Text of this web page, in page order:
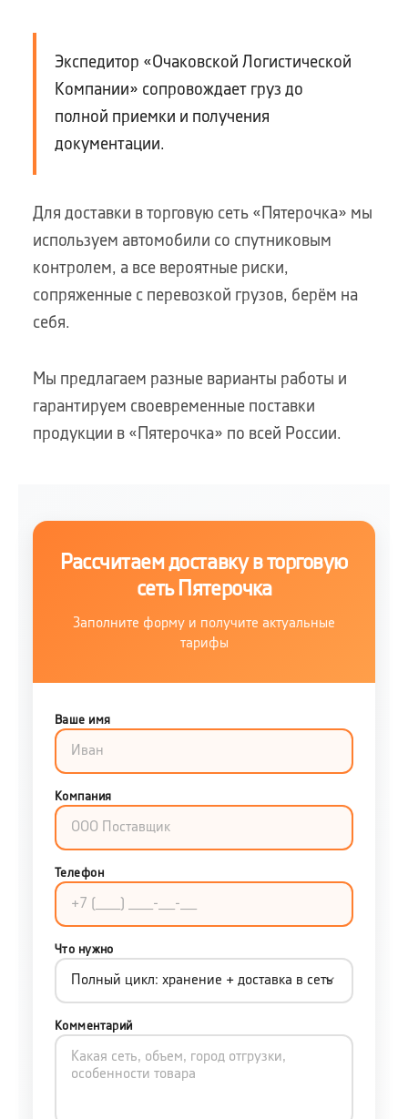
Экспедитор «Очаковской Логистической
Компании» сопровождает груз до
полной приемки и получения
документации.
Для доставки в торговую сеть «Пятерочка» мы
используем автомобили со спутниковым
контролем, а все вероятные риски,
сопряженные с перевозкой грузов, берём на
себя.
Мы предлагаем разные варианты работы и
гарантируем своевременные поставки
продукции в «Пятерочка» по всей России.
Рассчитаем доставку в торговую
сеть Пятерочка
Заполните форму и получите актуальные
тарифы
Ваше имя
Компания
Телефон
Что нужно
Комментарий